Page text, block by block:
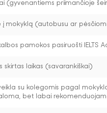
(gyvenantiems priimančioje
į mokyklą (autobusu ar
pamokos pasiruošti IELTS
skirtas laikas (savarankiškai)
su kolegomis pagal
bet labai